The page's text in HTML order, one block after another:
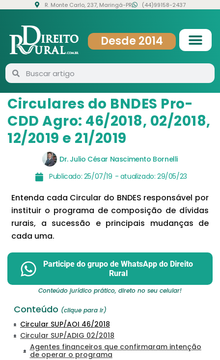
R. Monte Carlo, 237, Maringá-PR (44)99158-2437
Desde 2014
Circulares do BNDES Pro-
CDD Agro: 46/2018, 02/2018,
12/2019 e 21/2019
Dr. Julio César Nascimento Bornelli
Publicado: 25/07/19 - atualizado: 29/05/23
Entenda cada Circular do BNDES responsável por
instituir o programa de composição de dívidas
rurais, a sucessão e principais mudanças de
cada uma.
Participe do grupo de WhatsApp do Direito
Rural
Conteúdo jurídico prático, direto no seu celular!
Conteúdo (clique para ir)
Circular SUP/AOI 46/2018
Circular SUP/ADIG 02/2018
Agentes financeiros que confirmaram intenção
de operar o programa